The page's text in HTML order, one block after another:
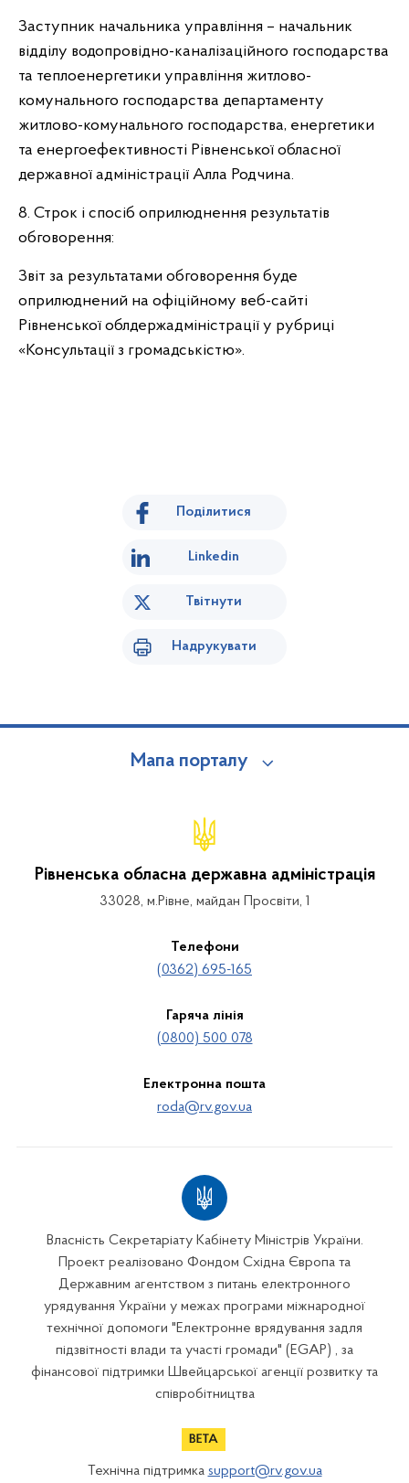
Заступник начальника управління – начальник
відділу водопровідно-каналізаційного господарства
та теплоенергетики управління житлово-
комунального господарства департаменту
житлово-комунального господарства, енергетики
та енергоефективності Рівненської обласної
державної адміністрації Алла Родчина.
8. Строк і спосіб оприлюднення результатів
обговорення:
Звіт за результатами обговорення буде
оприлюднений на офіційному веб-сайті
Рівненської облдержадміністрації у рубриці
«Консультації з громадськістю».
Поділитися
Linkedin
Твітнути
Надрукувати
Мапа порталу
Рівненська обласна державна адміністрація
33028, м.Рівне, майдан Просвіти, 1
Телефони
(0362) 695-165
Гаряча лінія
(0800) 500 078
Електронна пошта
roda@rv.gov.ua
Власність Секретаріату Кабінету Міністрів України.
Проект реалізовано Фондом Східна Європа та
Державним агентством з питань електронного
урядування України у межах програми міжнародної
технічної допомоги "Електронне врядування задля
підзвітності влади та участі громади" (EGAP) , за
фінансової підтримки Швейцарської агенції розвитку та
співробітництва
Технічна підтримка support@rv.gov.ua